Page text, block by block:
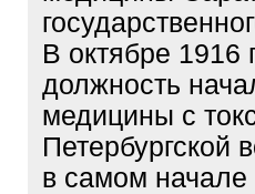
В октябре 1916
должность
медицины с
Петербургской
в самом начале